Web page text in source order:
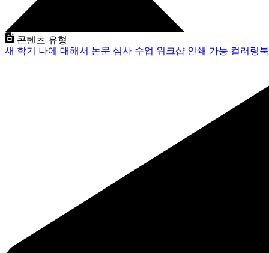
콘텐츠 유형
새 학기 나에 대해서 논문 심사 수업 워크샵 인쇄 가능 컬러링북